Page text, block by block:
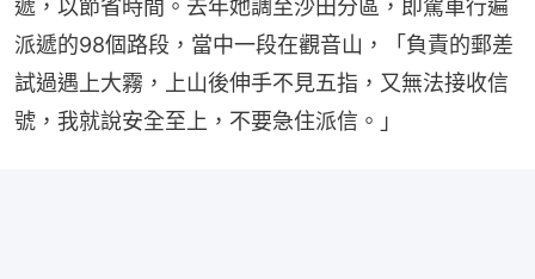
遞，以節省時間。去年她調至沙田分區，即駕車行遍
派遞的98個路段，當中一段在觀音山，「負責的郵差
試過遇上大霧，上山後伸手不見五指，又無法接收信
號，我就說安全至上，不要急住派信。」